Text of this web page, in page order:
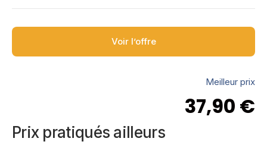
Voir l’offre
Meilleur prix
37,90 €
Prix pratiqués ailleurs